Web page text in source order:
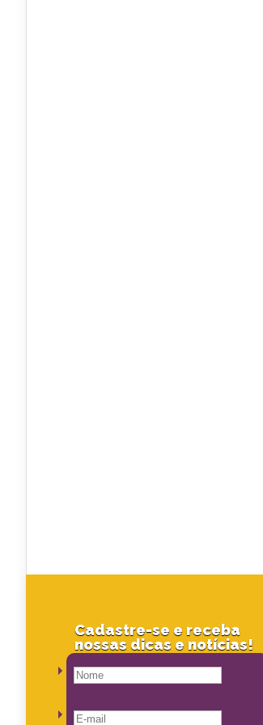
Cadastre-se e receba
nossas dicas e notícias!